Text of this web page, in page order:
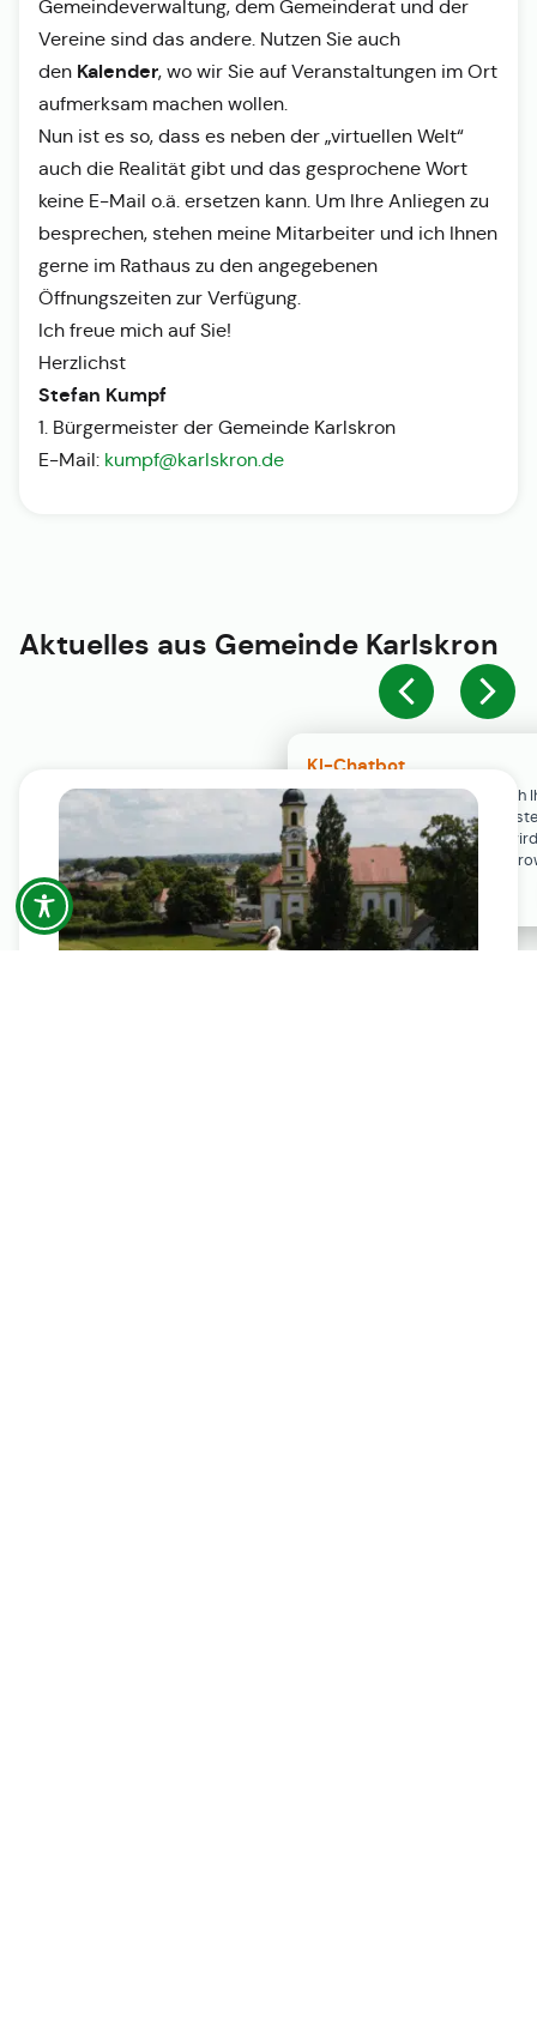
KI-Chatbot
Der KI-Chatbot steht erst nach
Einwilligung in den Cookie-
Verfügung. Der Chat-Verlauf
ausschließlich lokal in Ihrem
gespeichert.
Gemeindeverwaltung, dem Gemeinderat und der
Vereine sind das andere. Nutzen Sie auch
den Kalender, wo wir Sie auf Veranstaltungen im Ort
aufmerksam machen wollen.
Nun ist es so, dass es neben der „virtuellen Welt“
auch die Realität gibt und das gesprochene Wort
keine E-Mail o.ä. ersetzen kann. Um Ihre Anliegen zu
besprechen, stehen meine Mitarbeiter und ich Ihnen
gerne im Rathaus zu den angegebenen
Öffnungszeiten zur Verfügung.
Ich freue mich auf Sie!
Herzlichst
Stefan Kumpf
1. Bürgermeister der Gemeinde Karlskron
E-Mail: kumpf@karlskron.de
Aktuelles aus Gemeinde Karlskron